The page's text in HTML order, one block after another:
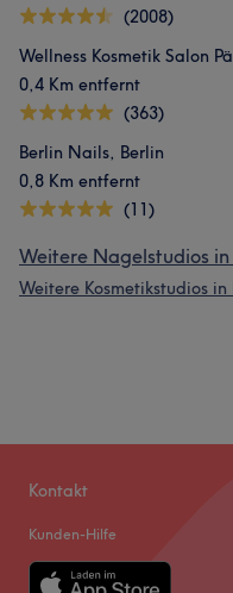
(2008)
Wellness Kosmetik Salon
0,4 Km entfernt
(363)
Berlin Nails, Berlin
0,8 Km entfernt
(11)
Weitere Nagelstudios
Weitere Kosmetikstudios
Kontakt
Kunden-Hilfe